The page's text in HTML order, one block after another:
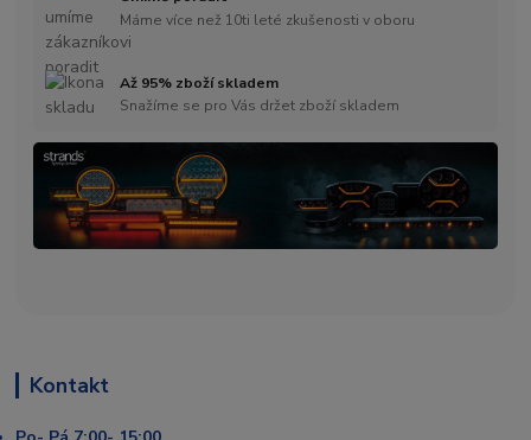
Máme více než 10ti leté zkušenosti v oboru
Až 95% zboží skladem
Snažíme se pro Vás držet zboží skladem
Kontakt